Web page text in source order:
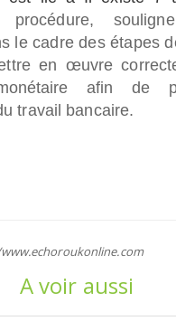
procédure,
le cadre des étapes
en œuvre
afin de
travail bancaire.
A voir aussi